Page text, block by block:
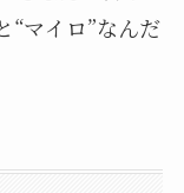
“マイロ”なんだ